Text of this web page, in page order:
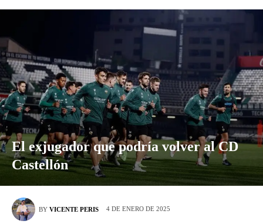
El exjugador que podría volver al CD
Castellón
BY VICENTE PERIS 4 DE ENERO DE 2025